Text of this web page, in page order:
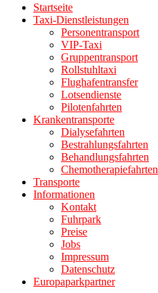
Startseite
Taxi-Dienstleistungen
Personentransport
VIP-Taxi
Gruppentransport
Rollstuhltaxi
Flughafentransfer
Lotsendienste
Pilotenfahrten
Krankentransporte
Dialysefahrten
Bestrahlungsfahrten
Behandlungsfahrten
Chemotherapiefahrten
Transporte
Informationen
Kontakt
Fuhrpark
Preise
Jobs
Impressum
Datenschutz
Europaparkpartner